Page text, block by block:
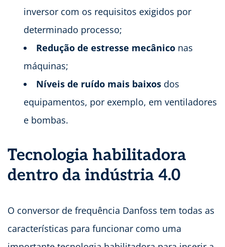
inversor com os requisitos exigidos por
determinado processo;
Redução de estresse mecânico nas
máquinas;
Níveis de ruído mais baixos dos
equipamentos, por exemplo, em ventiladores
e bombas.
Tecnologia habilitadora
dentro da indústria 4.0
O conversor de frequência Danfoss tem todas as
características para funcionar como uma